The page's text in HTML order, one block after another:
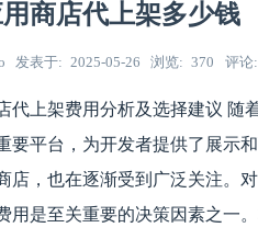
商店代上架多少钱
发表于 2025-05-26 浏览 370 评论
代上架费用分析及选择建议 随
要平台，为开发者提供了展示
店，也在逐渐受到广泛关注。
用是至关重要的决策因素之一